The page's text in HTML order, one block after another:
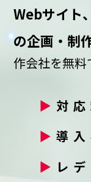
Webサイト
の企画・制
作会社を無
▶ 対
▶導
▶ レ